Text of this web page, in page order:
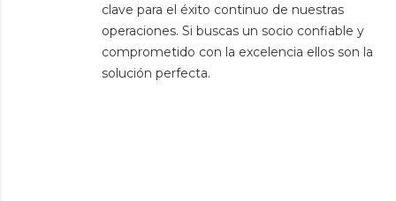
clave para el éxito continuo de nuestras
operaciones. Si buscas un socio confiable y
comprometido con la excelencia ellos son la
solución perfecta.